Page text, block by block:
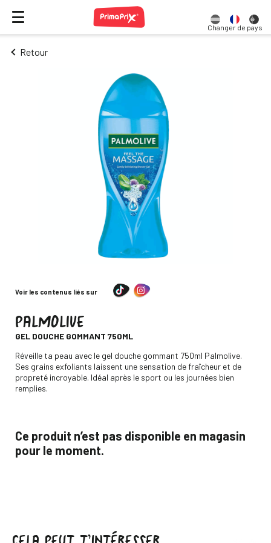
Changer de pays
Retour
Voir les contenus liés sur
PALMOLIVE
GEL DOUCHE GOMMANT 750ML
Descripción
Réveille ta peau avec le gel douche gommant 750ml Palmolive.
Ses grains exfoliants laissent une sensation de fraîcheur et de
propreté incroyable. Idéal après le sport ou les journées bien
remplies.
Ce produit n’est pas disponible en magasin
pour le moment.